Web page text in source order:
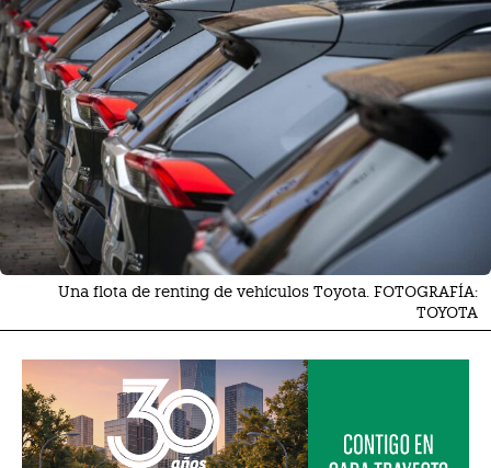
Una flota de renting de vehículos Toyota. FOTOGRAFÍA:
TOYOTA